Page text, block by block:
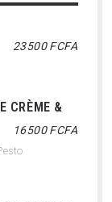
23500 FCFA
CRÈME &
16500 FCFA